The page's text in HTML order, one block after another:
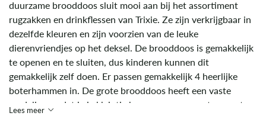
duurzame brooddoos sluit mooi aan bij het assortiment
rugzakken en drinkflessen van Trixie. Ze zijn verkrijgbaar in
dezelfde kleuren en zijn voorzien van de leuke
dierenvriendjes op het deksel. De brooddoos is gemakkelijk
te openen en te sluiten, dus kinderen kunnen dit
gemakkelijk zelf doen. Er passen gemakkelijk 4 heerlijke
boterhammen in. De grote brooddoos heeft een vaste
verdeling, zodat je je kleintje kan verwennen met een extra
Lees meer